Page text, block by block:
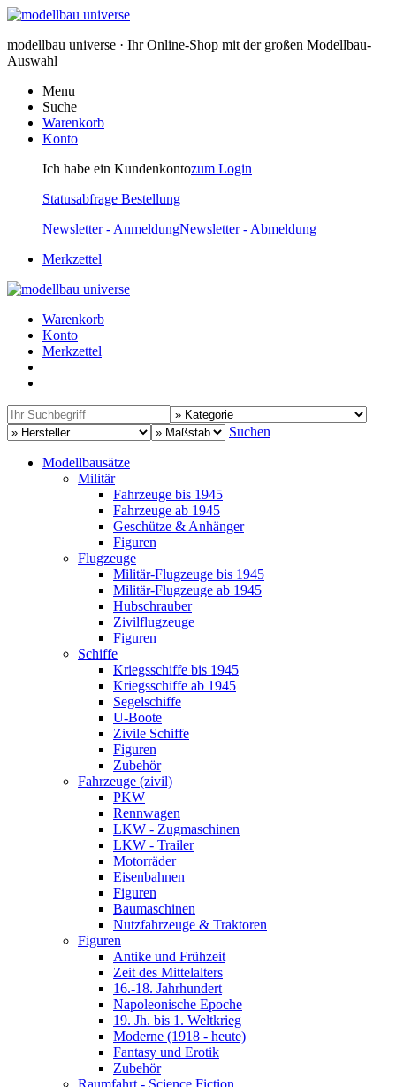
modellbau universe · Ihr Online-Shop mit der großen Modellbau-
Auswahl
Menu
Suche
Warenkorb
Konto
Ich habe ein Kundenkontozum Login
Statusabfrage Bestellung
Newsletter - AnmeldungNewsletter - Abmeldung
Merkzettel
Warenkorb
Konto
Merkzettel
Suchen
Modellbausätze
Militär
Fahrzeuge bis 1945
Fahrzeuge ab 1945
Geschütze & Anhänger
Figuren
Flugzeuge
Militär-Flugzeuge bis 1945
Militär-Flugzeuge ab 1945
Hubschrauber
Zivilflugzeuge
Figuren
Schiffe
Kriegsschiffe bis 1945
Kriegsschiffe ab 1945
Segelschiffe
U-Boote
Zivile Schiffe
Figuren
Zubehör
Fahrzeuge (zivil)
PKW
Rennwagen
LKW - Zugmaschinen
LKW - Trailer
Motorräder
Eisenbahnen
Figuren
Baumaschinen
Nutzfahrzeuge & Traktoren
Figuren
Antike und Frühzeit
Zeit des Mittelalters
16.-18. Jahrhundert
Napoleonische Epoche
19. Jh. bis 1. Weltkrieg
Moderne (1918 - heute)
Fantasy und Erotik
Zubehör
Raumfahrt - Science Fiction